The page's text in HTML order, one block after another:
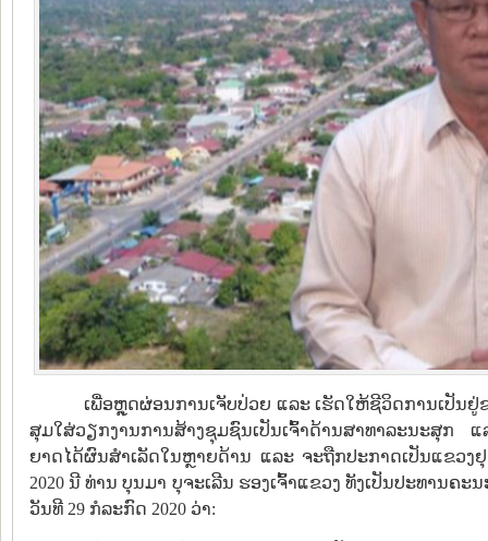
ເພື່ອຫຼຸດຜ່ອນການເຈັບປ່ວຍ ແລະ ເຮັດໃຫ້ຊີວິດການເປັນ
ສຸມໃສ່ວຽກງານການສ້າງຊຸມຊົນເປັນເຈົ້າດ້ານສາທາລະນະສຸ
ຍາດໄດ້ຜົນສຳເລັດໃນຫຼາຍດ້ານ ແລະ ຈະຖືກປະກາດເປັນແຂວ
2020 ນີ ທ່ານ ບຸນມາ ບຸຈະເລີນ ຮອງເຈົ້າແຂວງ ທັງເປັນປະທານ
ວັນທີ 29 ກໍລະກົດ 2020 ວ່າ: